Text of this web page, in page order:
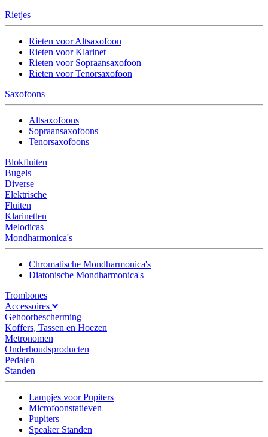
Rietjes
Rieten voor Altsaxofoon
Rieten voor Klarinet
Rieten voor Sopraansaxofoon
Rieten voor Tenorsaxofoon
Saxofoons
Altsaxofoons
Sopraansaxofoons
Tenorsaxofoons
Blokfluiten
Bugels
Diverse
Elektrische
Fluiten
Klarinetten
Melodicas
Mondharmonica's
Chromatische Mondharmonica's
Diatonische Mondharmonica's
Trombones
Accessoires
Gehoorbescherming
Koffers, Tassen en Hoezen
Metronomen
Onderhoudsproducten
Pedalen
Standen
Lampjes voor Pupiters
Microfoonstatieven
Pupiters
Speaker Standen